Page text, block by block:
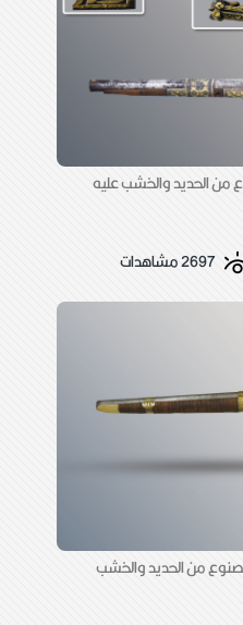
الحديد والخشب عليه
2697 مشاهدات
من الحديد والخشب